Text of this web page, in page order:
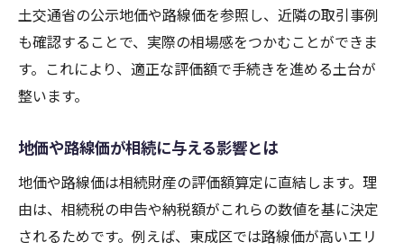
土交通省の公示地価や路線価を参照し、近隣の取引事例
も確認することで、実際の相場感をつかむことができま
す。これにより、適正な評価額で手続きを進める土台が
整います。
地価や路線価が相続に与える影響とは
地価や路線価は相続財産の評価額算定に直結します。理
由は、相続税の申告や納税額がこれらの数値を基に決定
されるためです。例えば、東成区では路線価が高いエリ